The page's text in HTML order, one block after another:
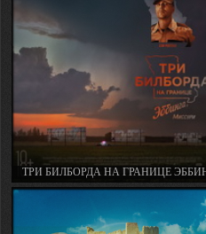
ТРИ БИЛБОРДА НА ГРАНИЦЕ
МИССУРИ / THREE BILLBOARDS